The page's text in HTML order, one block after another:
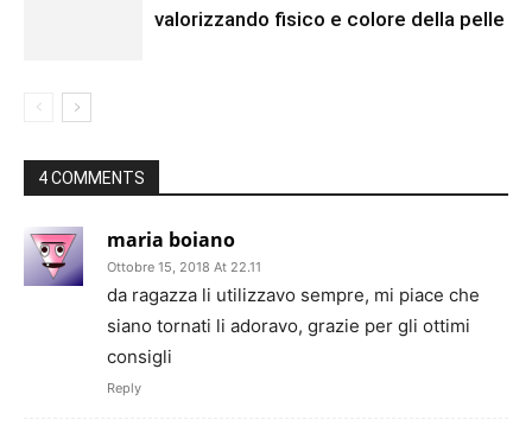
valorizzando fisico e colore della pelle
4 COMMENTS
maria boiano
Ottobre 15, 2018 At 22.11
da ragazza li utilizzavo sempre, mi piace che
siano tornati li adoravo, grazie per gli ottimi
consigli
Reply